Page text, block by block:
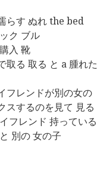
らす ぬれ the bed
ク ブル
入 靴
取る 取る と a 腫れた
フレンドが別の女の
スするのを見て 見る
フレンド 持っている
別の 女の子